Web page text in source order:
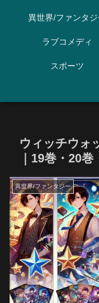
異世界/ファンタジ
ラブコメディ
スポーツ
ウィッチウォ
｜19巻・20
異世界/ファンタジー